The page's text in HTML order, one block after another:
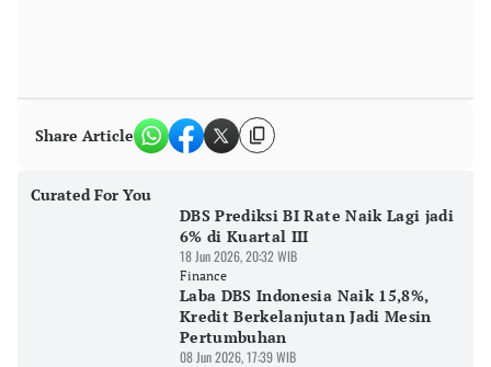
Share Article
Curated For You
DBS Prediksi BI Rate Naik Lagi jadi
6% di Kuartal III
18 Jun 2026, 20:32 WIB
Finance
Laba DBS Indonesia Naik 15,8%,
Kredit Berkelanjutan Jadi Mesin
Pertumbuhan
08 Jun 2026, 17:39 WIB